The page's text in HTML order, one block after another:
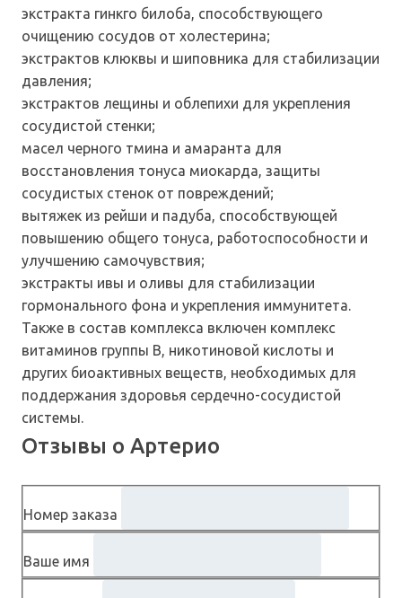
экстракта гинкго билоба, способствующего
очищению сосудов от холестерина;
экстрактов клюквы и шиповника для стабилизации
давления;
экстрактов лещины и облепихи для укрепления
сосудистой стенки;
масел черного тмина и амаранта для
восстановления тонуса миокарда, защиты
сосудистых стенок от повреждений;
вытяжек из рейши и падуба, способствующей
повышению общего тонуса, работоспособности и
улучшению самочувствия;
экстракты ивы и оливы для стабилизации
гормонального фона и укрепления иммунитета.
Также в состав комплекса включен комплекс
витаминов группы В, никотиновой кислоты и
других биоактивных веществ, необходимых для
поддержания здоровья сердечно-сосудистой
системы.
Отзывы о Артерио
Номер заказа
Ваше имя